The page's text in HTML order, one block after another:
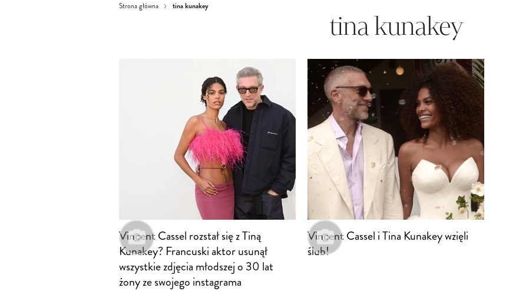
Strona główna tina kunakey
tina kunakey
Vincent Cassel rozstał się z Tiną
Kunakey? Francuski aktor usunął
wszystkie zdjęcia młodszej o 30 lat
żony ze swojego instagrama
Vincent Cassel i Tina Kunakey wzięli
ślub!